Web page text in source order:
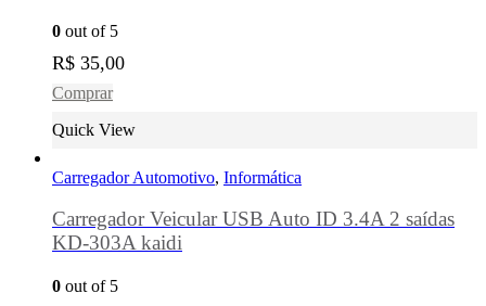
0 out of 5
R$ 35,00
Comprar
Quick View
Carregador Automotivo, Informática
Carregador Veicular USB Auto ID 3.4A 2 saídas
KD-303A kaidi
0 out of 5